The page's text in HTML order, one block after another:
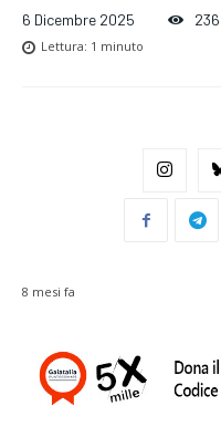
6 Dicembre 2025 236
Lettura: 1 minuto
8 mesi fa